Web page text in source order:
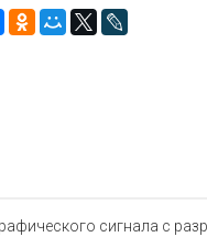
сигнала с